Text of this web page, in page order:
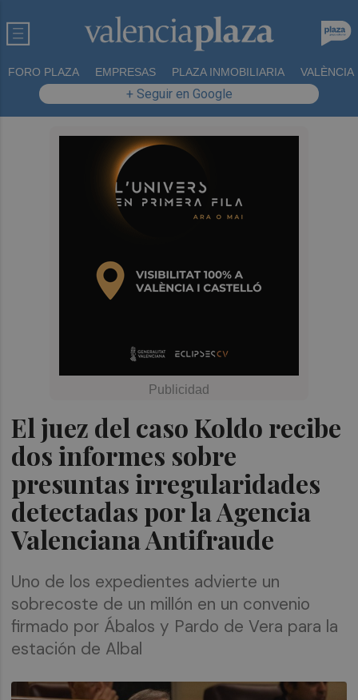
FORO PLAZA EMPRESAS PLAZA INMOBILIARIA VALÈNCIA
+ Seguir en Google
El juez del caso Koldo recibe
dos informes sobre
presuntas irregularidades
detectadas por la Agencia
Valenciana Antifraude
Uno de los expedientes advierte un
sobrecoste de un millón en un convenio
firmado por Ábalos y Pardo de Vera para la
estación de Albal